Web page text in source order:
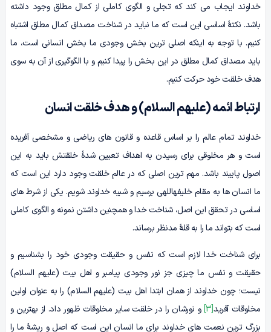
خداوند ایجاب می کند که تجلی و الگوی کاملی از کمال مطلق وجود داشته
باشد. نکتۀ اساسی این است که ما نباید در شناخت مصداق کمال مطلق اشتباه
کنیم. با توجه به اینکه اصلی ترین بخش وجودی ما بخش انسانی است، ما
باید مصداق کمال مطلق در این بخش را پیدا کنیم و با الگوگیری از آن به سوی
هدف خلقت خود حرکت کنیم.
ارتباط ائمه(علیهم السلام)و هدف خلقت انسان
خداوند تمام عالم را بر اساس قاعده و قانون های ریاضی و مشخصی آفریده
است و هر مخلوقی برای رسیدن به اهداف تعیین شدۀ خلقتش باید به این
اصول پایبند باشد. مهم ترین اصلی که در عالم خلقت وجود دارد این است که
ما انسان ها به مقام خلیفهاللهی برسیم و شبیه خداوند شویم. یکی از شرط های
اساسی در تحقق این اصل، شناخت خدا و همچنین داشتن نمونه و الگوی کاملی
است که بتواند ما را به قلۀ مدنظر برساند.
برای شناخت خدا لازم است که نفس و حقیقت وجودی خود را بشناسیم و
حقیقت و نفس ما چیزی جز نور وجودی پیامبر و اهل بیت (علیهم السلام)
نیست؛ چون خداوند از همان ابتدا اهل بیت (علیهم السلام) را به عنوان اولین
مخلوقات آفرید[3]
و نورشان را در خلقت سایر مخلوقات ظهور داد. از بهترین و
بزرگ ترین نعمت های خداوند برای ما انسان این است که اصل و ریشۀ ما را